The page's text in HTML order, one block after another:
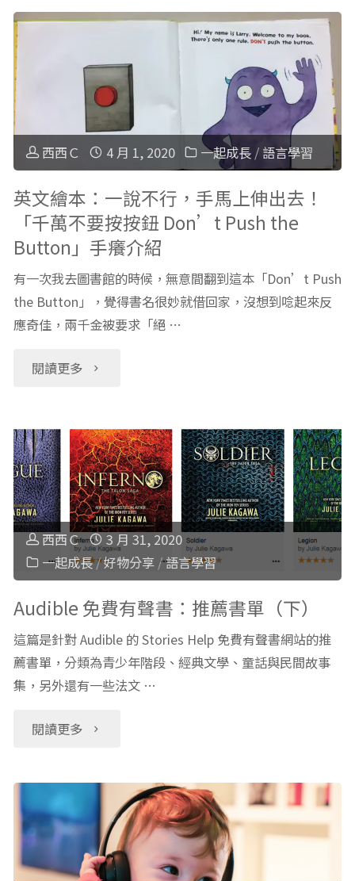
幼
教
老
的
建
列
表
本：
Llama
Llama
at
Mama
千
怒
推
薦"
西西Ｃ 4 月 1, 2020 一起成長 / 語言學習
英文繪本：一說不行，手馬上伸出去！
「千萬不要按按鈕 Don’t Push the
Button」手癢介紹
有一次我去圖書館的時候，無意間翻到這本「Don’t Push
the Button」，覺得書名很妙就借回家，沒想到唸起來反
應奇佳，兩千金被要求「絕 …
閱讀更多
"英
繪
本：
一
說
不
行，
手
伸
出
去！
西西Ｃ
3 月 31, 2020
一起成長/好物分享 /語言學習
Audible 免費有聲書：推薦書單（下）
這篇是針對 Audible 的 Stories Help 免費有聲書網站的推
薦書單，分類為青少年階段、經典文學、童話與民間故事
集，另外還有一些法文 …
閱讀更多
"Audible
費